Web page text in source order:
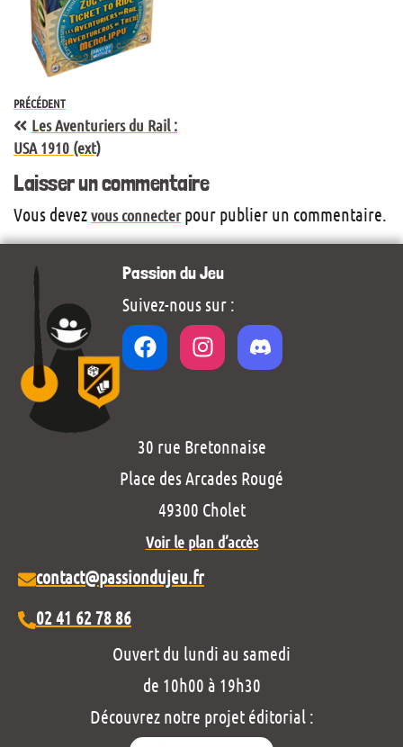
PRÉCÉDENT
Les Aventuriers du Rail :
USA 1910 (ext)
Laisser un commentaire
Vous devezvous connecterpour publier un commentaire.
Passion du Jeu
Suivez-nous sur :
30 rue Bretonnaise
Place des Arcades Rougé
49300 Cholet
Voir le plan d’accès
contact@passiondujeu.fr
02 41 62 78 86
Ouvert du lundi au samedi
de 10h00 à 19h30
Découvrez notre projet éditorial :